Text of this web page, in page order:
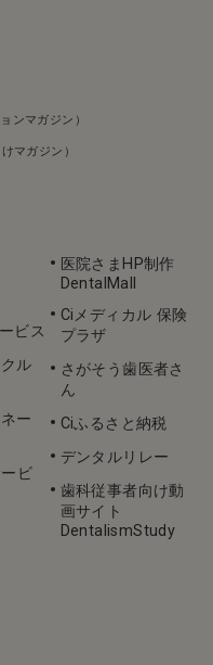
ンマガジン）
マガジン）
ビス
ル
ー
ビ
医院さまHP制作
DentalMall
Ciメディカル 保険
プラザ
さがそう歯医者さ
ん
Ciふるさと納税
デンタルリレー
歯科従事者向け動
画サイト
DentalismStudy